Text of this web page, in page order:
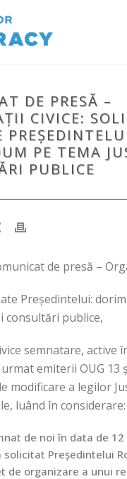
DE PRESĂ –
CIVICE:
PE TEMA
PUBLICE
de presă –
Președintelui:
consultări publice,
semnatare, active
emiterii OUG 13
modificare a legilor
luând în considerare:
de noi în data de
solicitat Președintelui
de organizare a unui